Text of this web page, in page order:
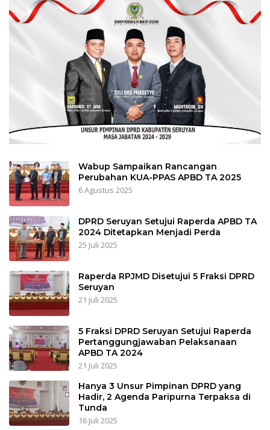
Wabup Sampaikan Rancangan
Perubahan KUA-PPAS APBD TA 2025
6 Agustus 2025
DPRD Seruyan Setujui Raperda APBD TA
2024 Ditetapkan Menjadi Perda
25 Juli 2025
Raperda RPJMD Disetujui 5 Fraksi DPRD
Seruyan
21 Juli 2025
5 Fraksi DPRD Seruyan Setujui Raperda
Pertanggungjawaban Pelaksanaan
APBD TA 2024
21 Juli 2025
Hanya 3 Unsur Pimpinan DPRD yang
Hadir, 2 Agenda Paripurna Terpaksa di
Tunda
16 Juli 2025